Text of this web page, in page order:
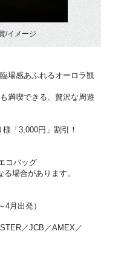
/イメージ
場感あふれるオーロラ観
満喫できる、贅沢な周遊
「3,000円」割引！
コバッグ
場合があります。
月出発）
／JCB／AMEX／